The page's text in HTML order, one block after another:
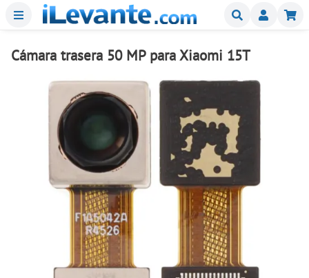
Menu Buscar
Cámara trasera 50 MP para Xiaomi 15T